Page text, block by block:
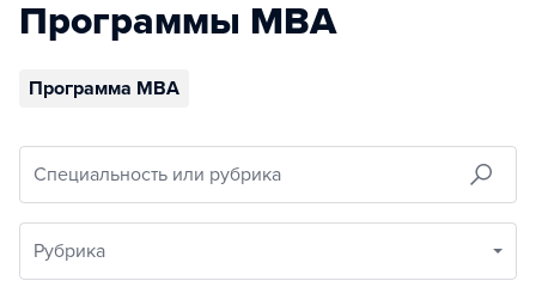
Программы MBA
Программа MBA
Специальность или рубрика
Рубрика